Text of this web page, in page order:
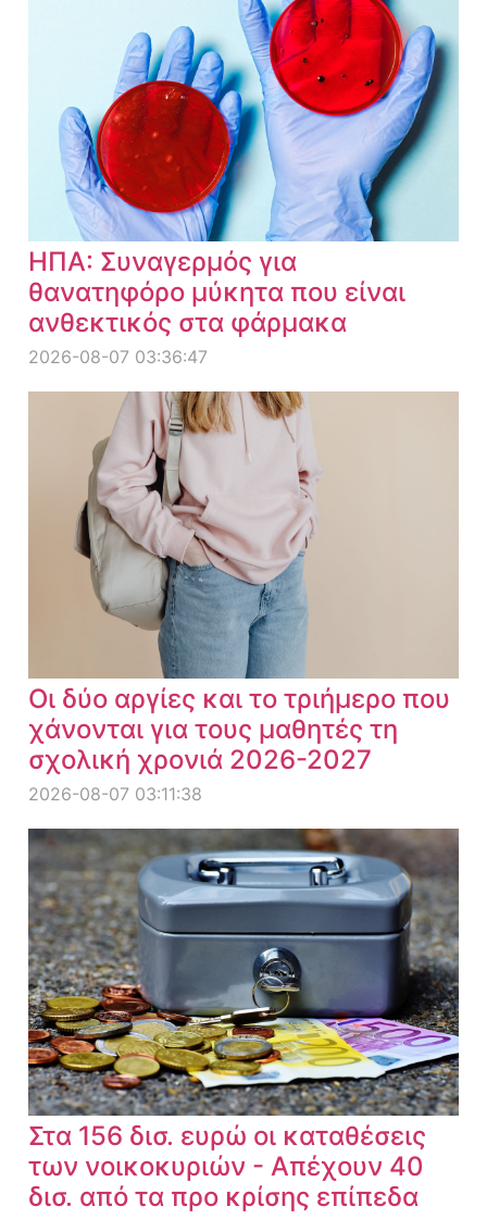
ΗΠΑ: Συναγερμός για
θανατηφόρο μύκητα που είναι
ανθεκτικός στα φάρμακα
2026-08-07 03:36:47
Οι δύο αργίες και το τριήμερο που
χάνονται για τους μαθητές τη
σχολική χρονιά 2026-2027
2026-08-07 03:11:38
Στα 156 δισ. ευρώ οι καταθέσεις
των νοικοκυριών - Απέχουν 40
δισ. από τα προ κρίσης επίπεδα